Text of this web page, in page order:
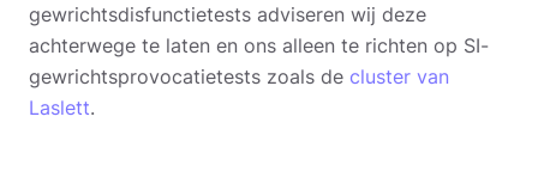
gewrichtsdisfunctietests adviseren wij deze
achterwege te laten en ons alleen te richten op SI-
gewrichtsprovocatietests zoals de cluster van
Laslett.